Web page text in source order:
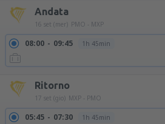
Andata
16 set (mer) PMO - MXP
08:00 09:45 1h 45min
Ritorno
17 set (gio) MXP - PMO
05:45 07:30 1h 45min